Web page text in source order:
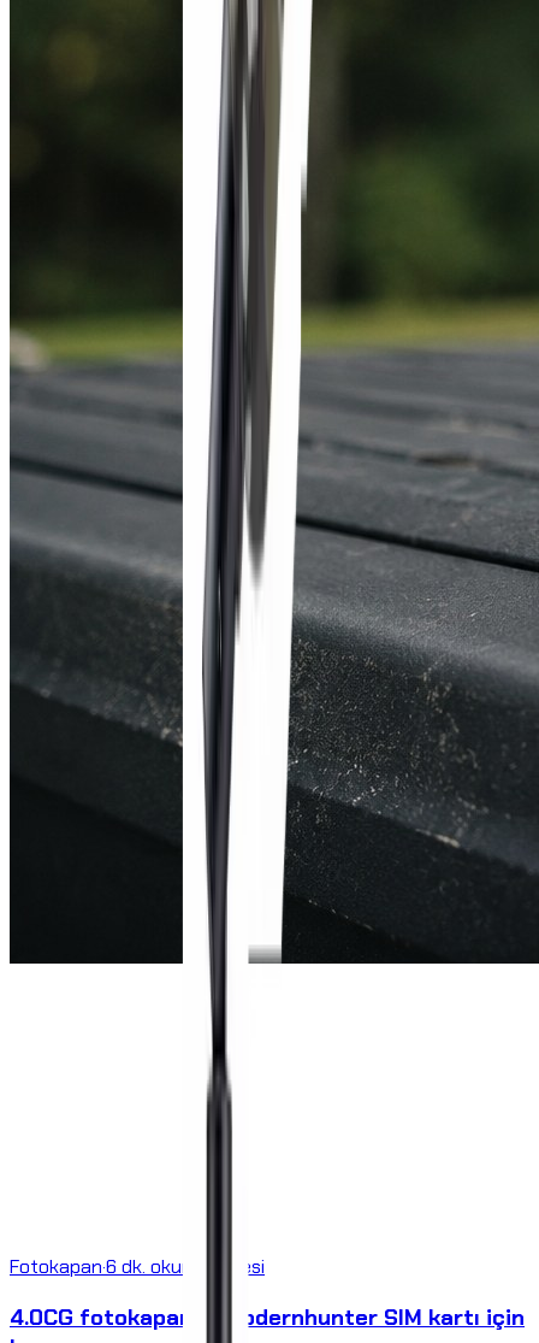
Fotokapan·6 dk. okuma süresi
4.0CG fotokapanını Modernhunter SIM kartı için